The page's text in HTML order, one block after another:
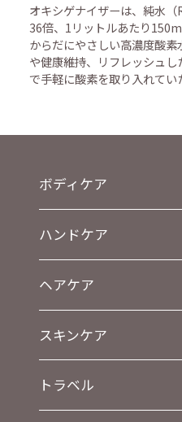
オキシゲナイザーは、純水
36倍、1リットルあたり
からだにやさしい高濃度酸
や健康維持、リフレッシュ
で手軽に酸素を取り入れてい
ボディケア
ハンドケア
ヘアケア
スキンケア
トラベル